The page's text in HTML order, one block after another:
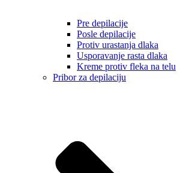
Pre depilacije
Posle depilacije
Protiv urastanja dlaka
Usporavanje rasta dlaka
Kreme protiv fleka na telu
Pribor za depilaciju